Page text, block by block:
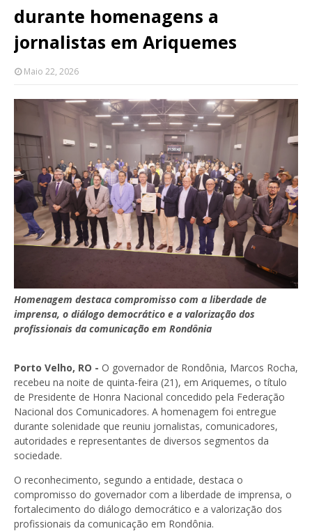
durante homenagens a
jornalistas em Ariquemes
Maio 22, 2026
Homenagem destaca compromisso com a liberdade de
imprensa, o diálogo democrático e a valorização dos
profissionais da comunicação em Rondônia
Porto Velho, RO - O governador de Rondônia, Marcos Rocha,
recebeu na noite de quinta-feira (21), em Ariquemes, o título
de Presidente de Honra Nacional concedido pela Federação
Nacional dos Comunicadores. A homenagem foi entregue
durante solenidade que reuniu jornalistas, comunicadores,
autoridades e representantes de diversos segmentos da
sociedade.
O reconhecimento, segundo a entidade, destaca o
compromisso do governador com a liberdade de imprensa, o
fortalecimento do diálogo democrático e a valorização dos
profissionais da comunicação em Rondônia.